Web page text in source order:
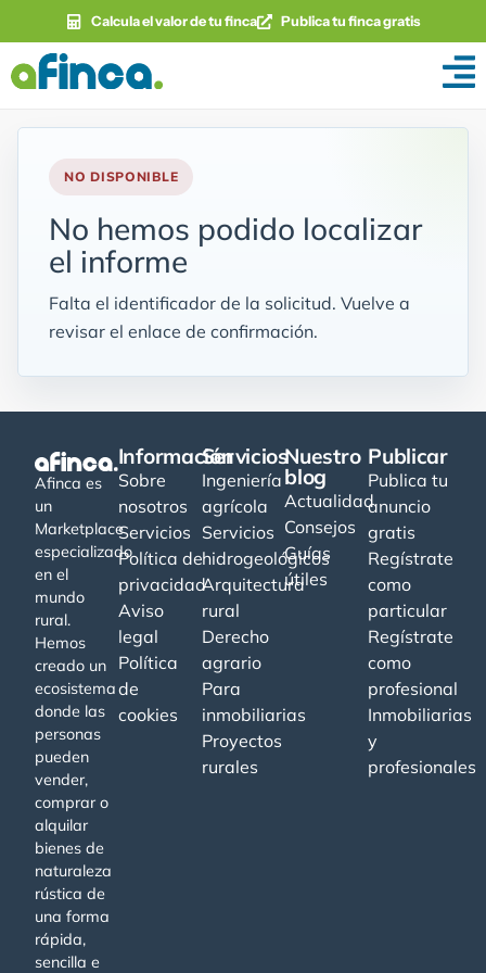
Calcula el valor de tu finca Publica tu finca gratis
NO DISPONIBLE
No hemos podido localizar
el informe
Falta el identificador de la solicitud. Vuelve a
revisar el enlace de confirmación.
Afinca es
un
Marketplace
especializado
en el
mundo
rural.
Hemos
creado un
ecosistema
donde las
personas
pueden
vender,
comprar o
alquilar
bienes de
naturaleza
rústica de
una forma
rápida,
sencilla e
Información
Sobre
nosotros
Servicios
Política de
privacidad
Aviso
legal
Política
de
cookies
Servicios
Ingeniería
agrícola
Servicios
hidrogeológicos
Arquitectura
rural
Derecho
agrario
Para
inmobiliarias
Proyectos
rurales
Nuestro
blog
Actualidad
Consejos
Guías
útiles
Publicar
Publica tu
anuncio
gratis
Regístrate
como
particular
Regístrate
como
profesional
Inmobiliarias
y
profesionales